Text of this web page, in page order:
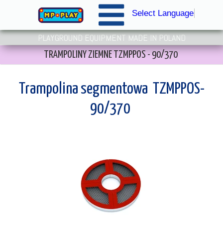
Select Language
PLAYGROUND EQUIPMENT MADE IN POLAND
TRAMPOLINY ZIEMNE TZMPPOS - 90/370
Trampolina segmentowa TZMPPOS-
90/370